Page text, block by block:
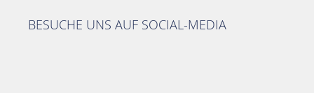
BESUCHE UNS AUF SOCIAL-MEDIA